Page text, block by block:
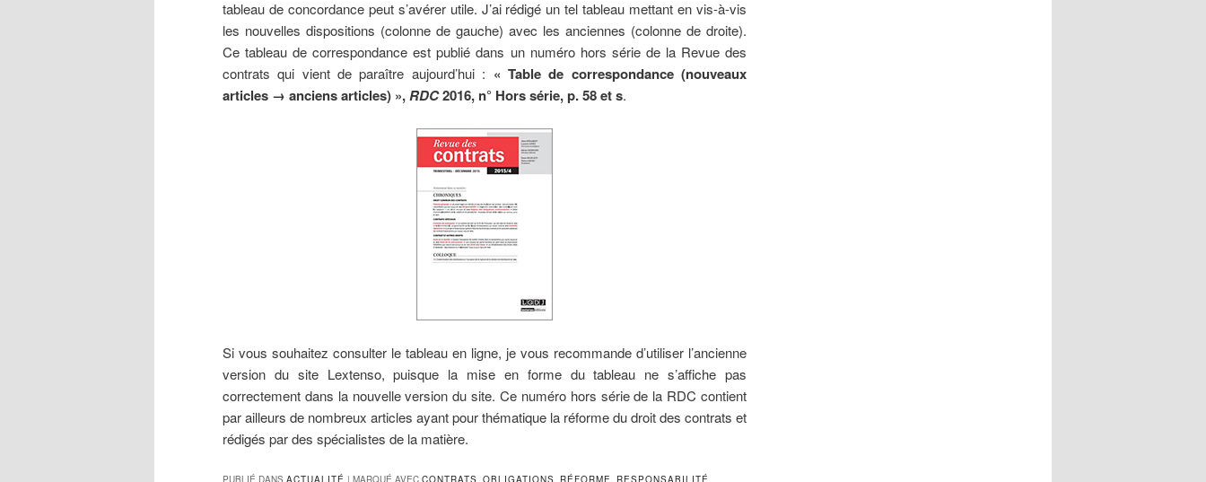
tableau de concordance peut s’avérer utile. J’ai rédigé un tel tableau mettant en vis-à-vis
les nouvelles dispositions (colonne de gauche) avec les anciennes (colonne de droite).
Ce tableau de correspondance est publié dans un numéro hors série de la Revue des
contrats qui vient de paraître aujourd’hui : « Table de correspondance (nouveaux
articles → anciens articles) »,RDC2016, n° Hors série, p. 58 et s.
Si vous souhaitez consulter le tableau en ligne, je vous recommande d’utiliser l’ancienne
version du site Lextenso, puisque la mise en forme du tableau ne s’affiche pas
correctement dans la nouvelle version du site. Ce numéro hors série de la RDC contient
par ailleurs de nombreux articles ayant pour thématique la réforme du droit des contrats et
rédigés par des spécialistes de la matière.
PUBLIÉ DANS ACTUALITÉ | MARQUÉ AVEC CONTRATS OBLIGATIONS RÉFORME RESPONSABILITÉ